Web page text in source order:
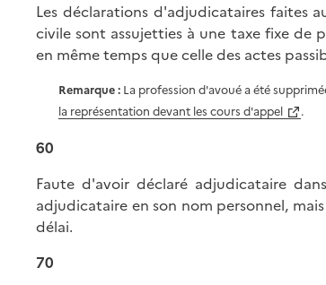
Les déclarations d'adjudicataires faites
civile sont assujetties à une taxe fixe de
en même temps que celle des actes
Remarque :La profession d'avoué a été
la représentation devant les cours d'appel
.
60
Faute d'avoir déclaré adjudicataire
adjudicataire en son nom personnel,
délai.
70